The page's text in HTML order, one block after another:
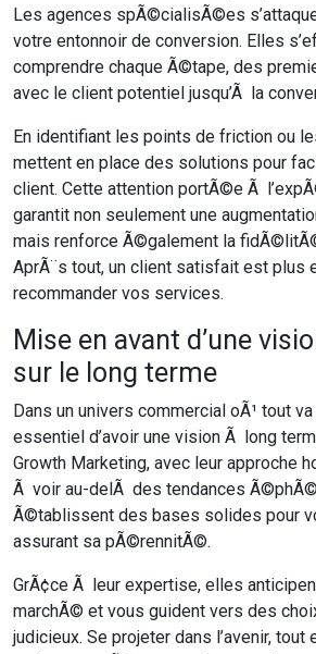
Les agences spÃ©cialisÃ©es
votre entonnoir de conversion. Elles
comprendre chaque Ã©tape, des
avec le client potentiel jusqu’Ã la
En identifiant les points de friction ou
mettent en place des solutions pour
client. Cette attention portÃ©e Ã
garantit non seulement une
mais renforce Ã©galement la
AprÃ¨s tout, un client satisfait est plus
recommander vos services.
Mise en avant d’une
sur le long terme
Dans un univers commercial oÃ¹ tout
essentiel d’avoir une vision Ã long
Growth Marketing, avec leur approche
Ã voir au-delÃ des tendances
Ã©tablissent des bases solides pour
assurant sa pÃ©rennitÃ©.
GrÃ¢ce Ã leur expertise, elles
marchÃ© et vous guident vers des
judicieux. Se projeter dans l’avenir, tout